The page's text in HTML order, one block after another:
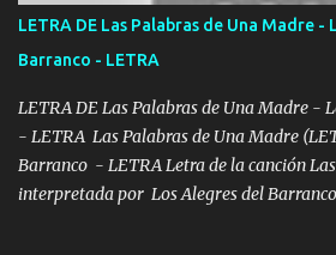
tirante andamos mi carnal atento a
se ve limpio el camino nos confiamos al
misma piedra me vuelvo a tropezar
en corto me tiró a per...
LETRA DE Las Palabras de Una Madre -
Barranco - LETRA
LETRA DE Las Palabras de Una Madre -
- LETRA Las Palabras de Una Madre
Barranco - LETRA Letra de la canción
interpretada por Los Alegres del